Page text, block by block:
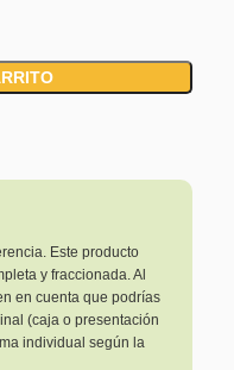
Este producto
y fraccionada. Al
en cuenta que podrías
(caja o presentación
individual según la